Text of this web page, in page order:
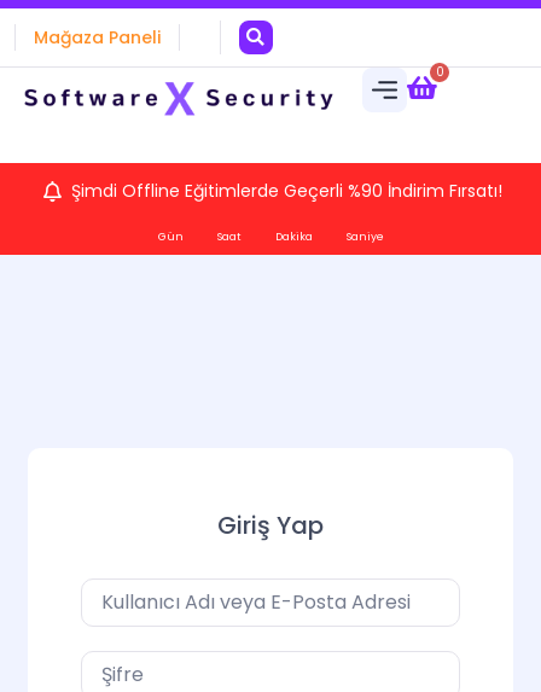
Mağaza Paneli
0
Şimdi Offline Eğitimlerde Geçerli %90 İndirim Fırsatı!
Gün Saat Dakika Saniye
Giriş Yap